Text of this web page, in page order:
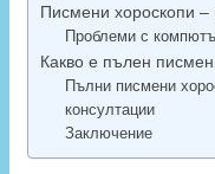
Писмени хороскопи –
Проблеми с
Какво е пълен
Пълни писмени
консултации
Заключение